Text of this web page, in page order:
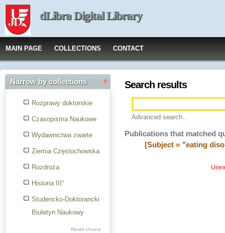
dLibra Digital Library
MAIN PAGE COLLECTIONS CONTACT
Narrow by collections
Rozprawy doktorskie
Czasopisma Naukowe
Wydawnictwa zwarte
Ziemia Częstochowska
Rozdroża
Historia III°
Studencko-Doktorancki
Biuletyn Naukowy
Res AcademicaeReset choice
Search results
Advanced search..
Publications that matched
[Subject = "eating